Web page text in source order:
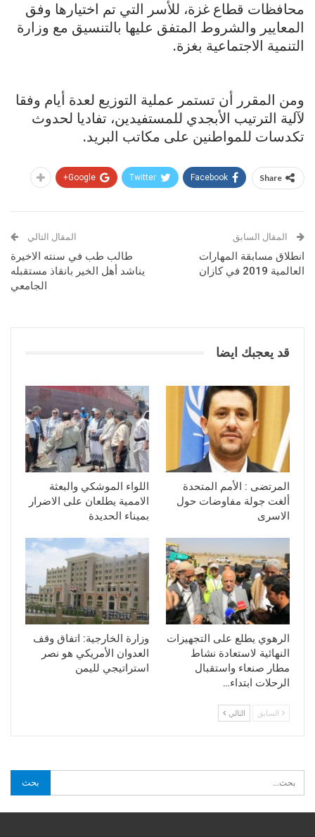
محافظات قطاع غزة، للأسر التي تم اختيارها وفق
المعايير والشروط المتفق عليها بالتنسيق مع وزارة
التنمية الاجتماعية بغزة.
ومن المقرر أن تستمر عملية التوزيع لعدة أيام وفقا
لآلية الترتيب الأبجدي للمستفيدين، تفاديا لحدوث
تكدسات للمواطنين على مكاتب البريد.
Share
Facebook
Twitter
Google+
المقال السابق
انطلاق مسابقة المهارات
العالمية 2019 في كازان
المقال التالي
طالب طب في سنته الاخيرة
يناشد أهل الخير بانقاذ مستقبله
الجامعي
قد يعجبك ايضا
المرتضى : الأمم المتحدة
ألغت جولة مفاوضات حول
الاسرى
اللواء الموشكي والبعثة
الاممية يطلعان على الاضرار
بميناء الحديدة
الرهوي يطلع على التجهيزات
النهائية لاستعادة نشاط
مطار صنعاء واستقبال
الرحلات ابتداء…
وزارة الخارجية: اتفاق وقف
العدوان الأمريكي هو نصر
استراتيجي لليمن
السابق التالي